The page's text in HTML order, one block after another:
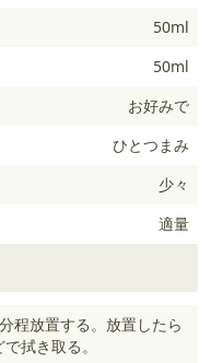
50ml
50ml
お好みで
ひとつまみ
少々
適量
程放置する。放置したら
拭き取る。